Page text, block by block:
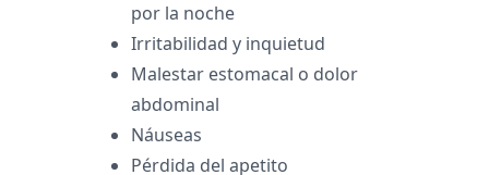
por la noche
Irritabilidad y inquietud
Malestar estomacal o dolor
abdominal
Náuseas
Pérdida del apetito